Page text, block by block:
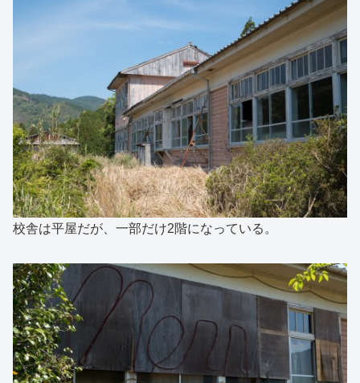
校舎は平屋だが、一部だけ2階になっている。